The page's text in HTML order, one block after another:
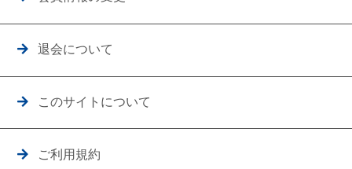
退会について
このサイトについて
ご利用規約